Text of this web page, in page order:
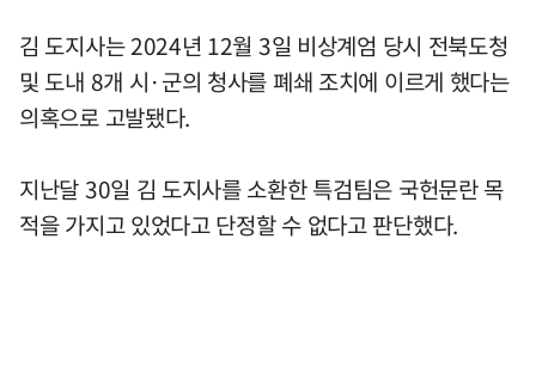
김 도지사는 2024년 12월 3일 비상계엄 당시 전북도청
및 도내 8개 시·군의 청사를 폐쇄 조치에 이르게 했다는
의혹으로 고발됐다.
지난달 30일 김 도지사를 소환한 특검팀은 국헌문란 목
적을 가지고 있었다고 단정할 수 없다고 판단했다.